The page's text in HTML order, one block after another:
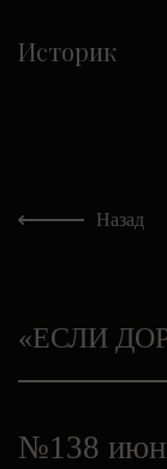
Историк
Назад
«ЕСЛИ
№138